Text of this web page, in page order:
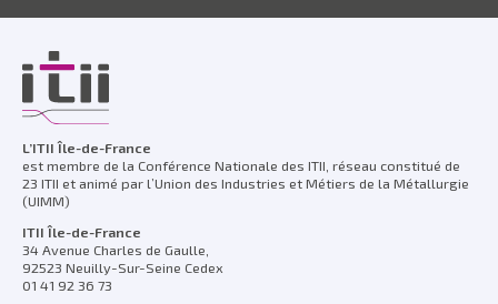
L’ITII Île-de-France
est membre de la Conférence Nationale des ITII, réseau constitué de
23 ITII et animé par l’Union des Industries et Métiers de la Métallurgie
(UIMM)
ITII Île-de-France
34 Avenue Charles de Gaulle,
92523 Neuilly-Sur-Seine Cedex
01 41 92 36 73